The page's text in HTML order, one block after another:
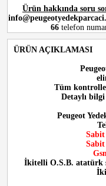
Ürün hakkında soru
66 telefon
ÜRÜN AÇIKLAMASI
Tüm
Detaylı
Peugeot
Sabit
Sabit
İkitelli O.S.B. atatürk